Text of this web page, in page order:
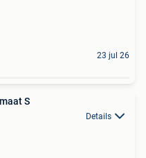
23 jul 26
S
Details